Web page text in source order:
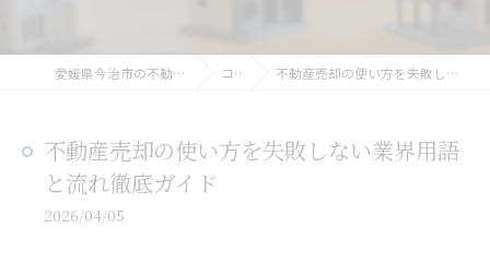
愛媛県今治市の不動産売却なら片山R商会 コラム 不動産売却の使い方を失敗しない業界用語と流れ徹底ガイド
不動産売却の使い方を失敗しない業界用語
と流れ徹底ガイド
2026/04/05